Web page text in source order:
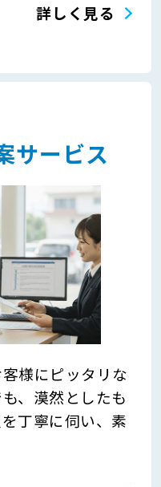
詳しく見る
サービス
様にピッタリな
、漠然としたも
丁寧に伺い、素